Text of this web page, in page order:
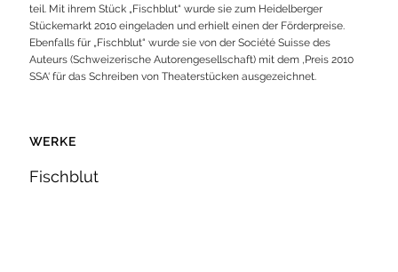
teil. Mit ihrem Stück „Fischblut“ wurde sie zum Heidelberger
Stückemarkt 2010 eingeladen und erhielt einen der Förderpreise.
Ebenfalls für „Fischblut“ wurde sie von der Société Suisse des
Auteurs (Schweizerische Autorengesellschaft) mit dem ‚Preis 2010
SSA‘ für das Schreiben von Theaterstücken ausgezeichnet.
WERKE
Fischblut